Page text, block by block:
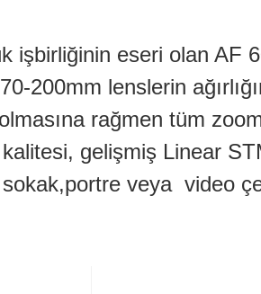
işbirliğinin eseri olan AF
200mm lenslerin
rağmen tüm
gelişmiş Linear
veya video